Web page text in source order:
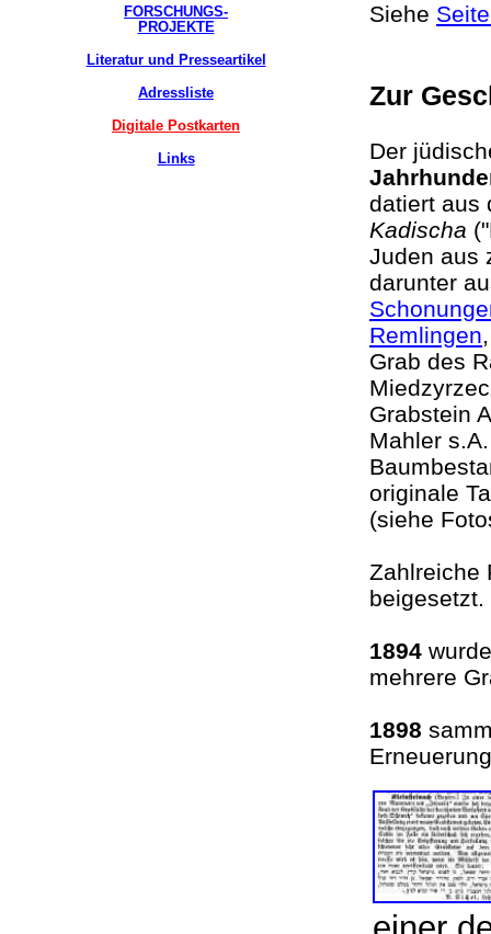
FORSCHUNGS-
PROJEKTE
Literatur und Presseartikel
Adressliste
Digitale Postkarten
Links
Siehe
Zur
Der
datiert aus
Kadischa
Juden aus
darunter
Remlingen
Grab des
Grabstein
Mahler
originale
(siehe
Zahlreiche
1894
mehrere
1898